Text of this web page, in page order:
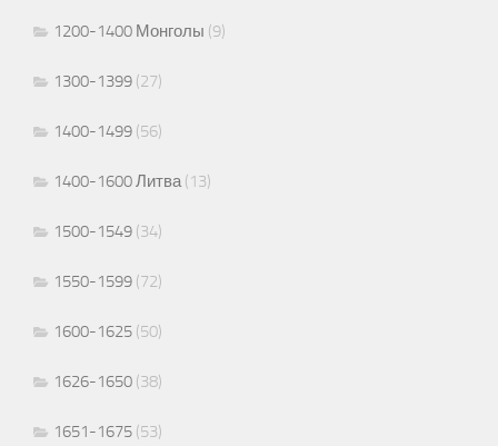
1200-1400 Монголы (9)
1300-1399 (27)
1400-1499 (56)
1400-1600 Литва(13)
1500-1549 (34)
1550-1599 (72)
1600-1625 (50)
1626-1650 (38)
1651-1675 (53)